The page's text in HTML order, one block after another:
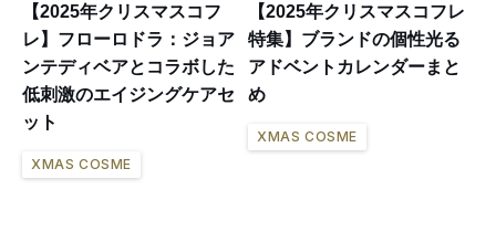
【2025年クリスマスコフ
レ】フローロドラ：ジョア
ンテディベアとコラボした
低刺激のエイジングケアセ
ット
XMAS COSME
【2025年クリスマスコフレ
特集】ブランドの個性光る
アドベントカレンダーまと
め
XMAS COSME